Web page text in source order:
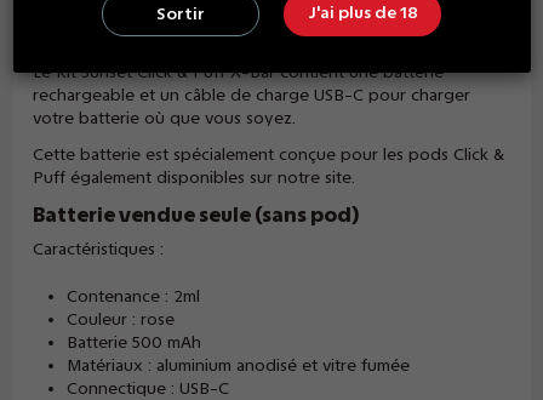
La batterie Click & Puff est une solution alternative et durable
aux puffs jetables.
Le Kit Sunset Click & Puff X-Bar contient une batterie
rechargeable et un câble de charge USB-C pour charger
votre batterie où que vous soyez.
Cette batterie est spécialement conçue pour les pods Click &
Puff également disponibles sur notre site.
Batterie vendue seule (sans pod)
Caractéristiques :
Contenance : 2ml
Couleur : rose
Batterie 500 mAh
Matériaux : aluminium anodisé et vitre fumée
Connectique : USB-C
Sortir J'ai plus de 18